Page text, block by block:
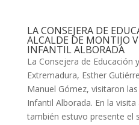
LA CONSEJERA DE
ALCALDE DE MONTIJO
INFANTIL ALBORADA
La Consejera de Educación
Extremadura, Esther
Manuel Gómez, visitaron
Infantil Alborada. En la
también estuvo presente el